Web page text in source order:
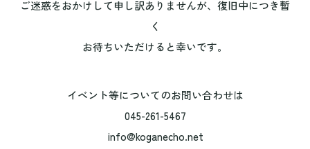
ご迷惑をおかけして申し訳ありませんが、復旧中につき暫
く
お待ちいただけると幸いです。
イベント等についてのお問い合わせは
045-261-5467
info@koganecho.net